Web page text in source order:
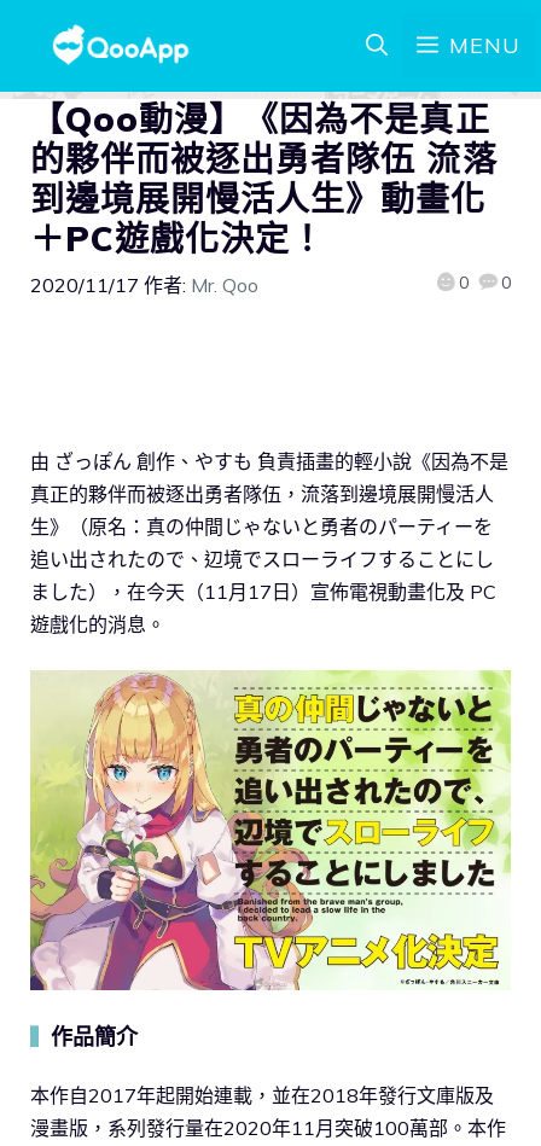
MENU
【Qoo動漫】《因為不是真正
的夥伴而被逐出勇者隊伍 流落
到邊境展開慢活人生》動畫化
＋PC遊戲化決定！
2020/11/17 作者: Mr. Qoo 0 0
由 ざっぽん 創作、やすも 負責插畫的輕小說《因為不是
真正的夥伴而被逐出勇者隊伍，流落到邊境展開慢活人
生》（原名：真の仲間じゃないと勇者のパーティーを
追い出されたので、辺境でスローライフすることにし
ました），在今天（11月17日）宣佈電視動畫化及 PC
遊戲化的消息。
作品簡介
本作自2017年起開始連載，並在2018年發行文庫版及
漫畫版，系列發行量在2020年11月突破100萬部。本作